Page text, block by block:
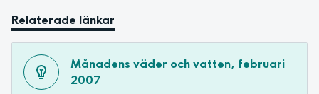
Relaterade länkar
Månadens väder och vatten, februari
2007